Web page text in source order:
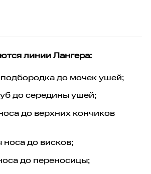
линии Лангера:
до мочек ушей;
до середины ушей;
до верхних кончиков
до висков;
до переносицы;